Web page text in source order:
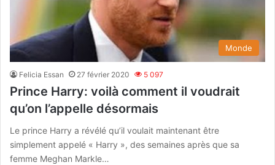
Monde
Felicia Essan 27 février 2020 5 097
Prince Harry: voilà comment il voudrait
qu’on l’appelle désormais
Le prince Harry a révélé qu’il voulait maintenant être
simplement appelé « Harry », des semaines après que sa
femme Meghan Markle…